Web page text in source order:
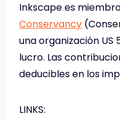
Inkscape es
Conservancy
una organización US
lucro. Las
deducibles en los
LINKS: